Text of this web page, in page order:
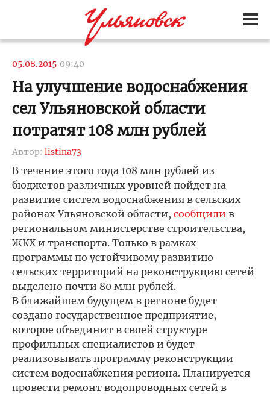
05.08.2015 09:40
На улучшение водоснабжения
сел Ульяновской области
потратят 108 млн рублей
Автор: listina73
В течение этого года 108 млн рублей из
бюджетов различных уровней пойдет на
развитие систем водоснабжения в сельских
районах Ульяновской области, сообщили в
региональном министерстве строительства,
ЖКХ и транспорта. Только в рамках
программы по устойчивому развитию
сельских территорий на реконструкцию сетей
выделено почти 80 млн рублей.
В ближайшем будущем в регионе будет
создано государственное предприятие,
которое объединит в своей структуре
профильных специалистов и будет
реализовывать программу реконструкции
систем водоснабжения региона. Планируется
провести ремонт водопроводных сетей в